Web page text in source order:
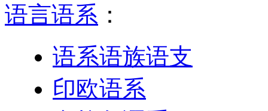
语言语系 ：
语系语族语支
印欧语系